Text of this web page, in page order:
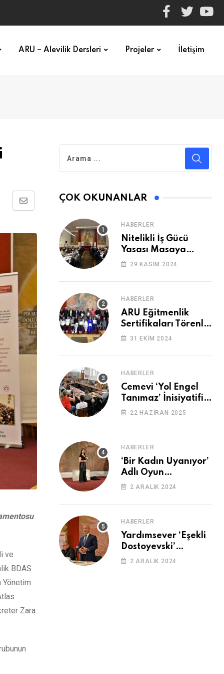
ARU – Alevilik Dersleri Projeler İletişim
E-
ile
Paylaş
ve
BDAS
Yönetim
Zara
ÇOK OKUNANLAR
HABERLER
Nitelikli İş Gücü
Yasası Masaya
Yatırıldı
29 KASIM 2024
HABERLER
ARU Eğitmenlik
Sertifikaları Törenle
Alındı
31 EKIM 2024
HABERLER
Cemevi ‘Yol Engel
Tanımaz’ İnisiyatifi
2. Kez Buluştu
22 HAZIRAN 2025
HABERLER
‘Bir Kadın Uyanıyor’
Adlı Oyun
Cemevi’nde
2 ARALIK 2024
HABERLER
Yardımsever ‘Eşekli
Dostoyevski’
Cemevi’ndeydi
2 ARALIK 2024